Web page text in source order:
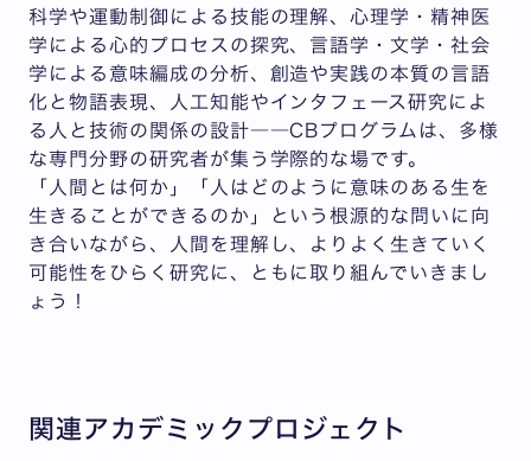
科学や運動制御による技能の理解、心理学・精神医
学による心的プロセスの探究、言語学・文学・社会
学による意味編成の分析、創造や実践の本質の言語
化と物語表現、人工知能やインタフェース研究によ
る人と技術の関係の設計――CBプログラムは、多様
な専門分野の研究者が集う学際的な場です。
「人間とは何か」「人はどのように意味のある生を
生きることができるのか」という根源的な問いに向
き合いながら、人間を理解し、よりよく生きていく
可能性をひらく研究に、ともに取り組んでいきまし
ょう！
関連アカデミックプロジェクト